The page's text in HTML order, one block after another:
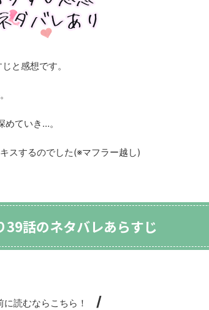
と感想です。
ていき…。
スするのでした(※マフラー越し)
39話のネタバレあらすじ
読むならこちら！ /